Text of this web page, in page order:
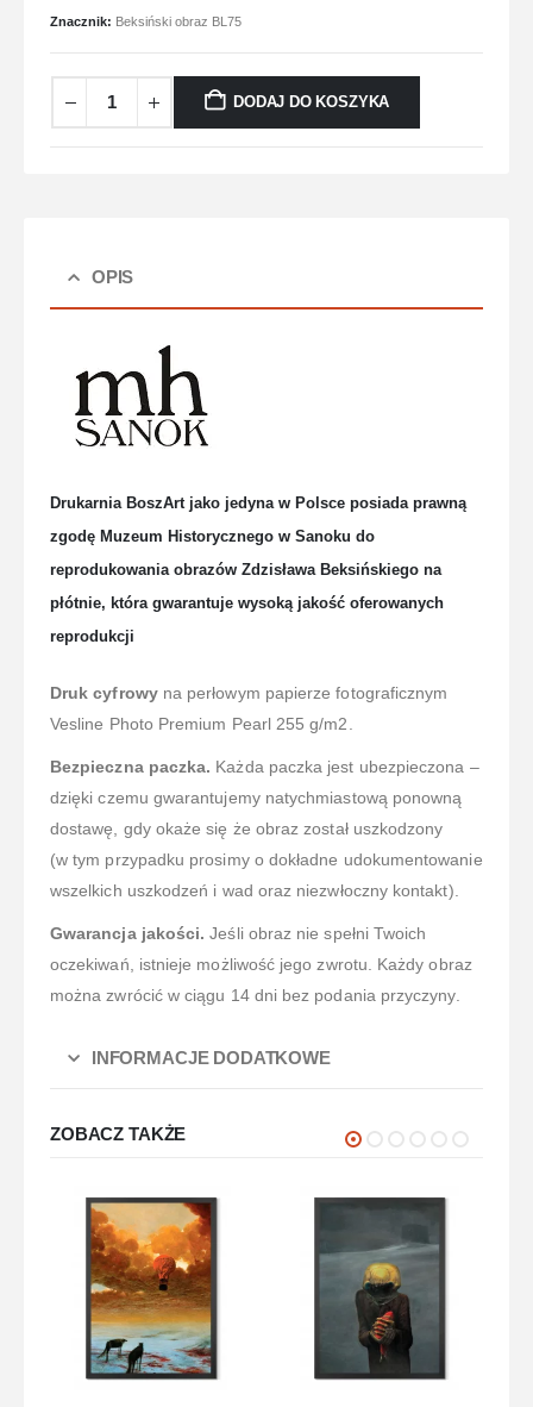
Znacznik: Beksiński obraz BL75
DODAJ DO KOSZYKA
OPIS
Drukarnia BoszArt jako jedyna w Polsce posiada prawną
zgodę Muzeum Historycznego w Sanoku do
reprodukowania obrazów Zdzisława Beksińskiego na
płótnie, która gwarantuje wysoką jakość oferowanych
reprodukcji
Druk cyfrowyna perłowym papierze fotograficznym
Vesline Photo Premium Pearl 255 g/m2.
Bezpieczna paczka. Każda paczka jest ubezpieczona –
dzięki czemu gwarantujemy natychmiastową ponowną
dostawę, gdy okaże się że obraz został uszkodzony
(w tym przypadku prosimy o dokładne udokumentowanie
wszelkich uszkodzeń i wad oraz niezwłoczny kontakt).
Gwarancja jakości. Jeśli obraz nie spełni Twoich
oczekiwań, istnieje możliwość jego zwrotu. Każdy obraz
można zwrócić w ciągu 14 dni bez podania przyczyny.
INFORMACJE DODATKOWE
ZOBACZ TAKŻE